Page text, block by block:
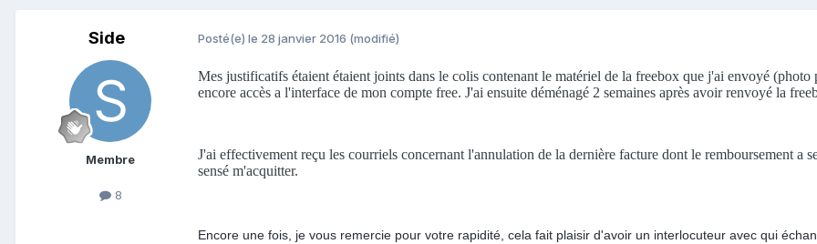
Side
Membre
8
Posté(e) le 28 janvier 2016 (modifié)
Mes justificatifs étaient étaient joints dans le colis contenant le matériel de la freebox que j'ai envoyé
encore accès a l'interface de mon compte free. J'ai ensuite déménagé 2 semaines après avoir renvoyé la
J'ai effectivement reçu les courriels concernant l'annulation de la dernière facture dont le remboursement a
sensé m'acquitter.
Encore une fois, je vous remercie pour votre rapidité, cela fait plaisir d'avoir un interlocuteur avec qui